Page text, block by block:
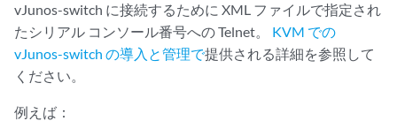
vJunos-switch に接続するために XML ファイルで指定され
たシリアル コンソール番号への Telnet。 KVM での
vJunos-switch の導入と管理で提供される詳細を参照して
ください。
例えば：